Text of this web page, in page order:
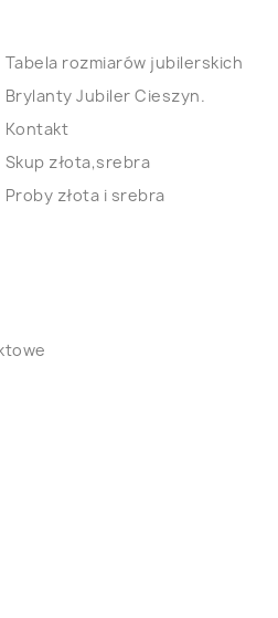
Tabela rozmiarów jubilerskich
Brylanty Jubiler Cieszyn.
Kontakt
Skup złota,srebra
Proby złota i srebra